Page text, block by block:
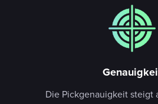
Die Pickgenauigkeit steigt